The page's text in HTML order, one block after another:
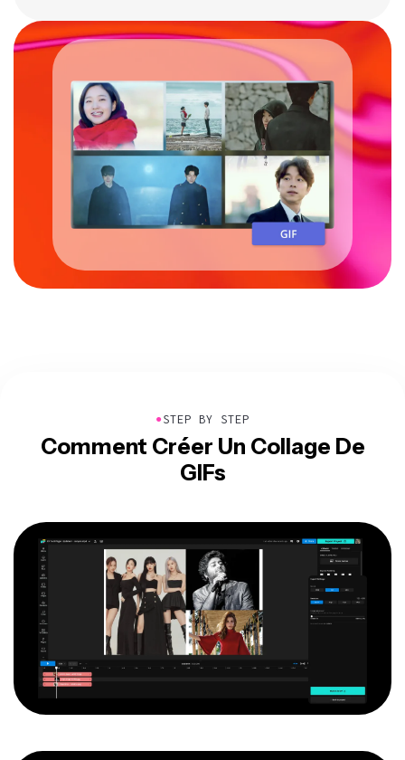
●STEP BY STEP
Comment Créer Un Collage De
GIFs